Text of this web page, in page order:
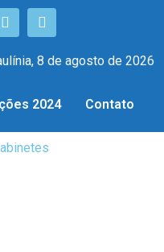
8 de agosto de 2026
2024 Contato